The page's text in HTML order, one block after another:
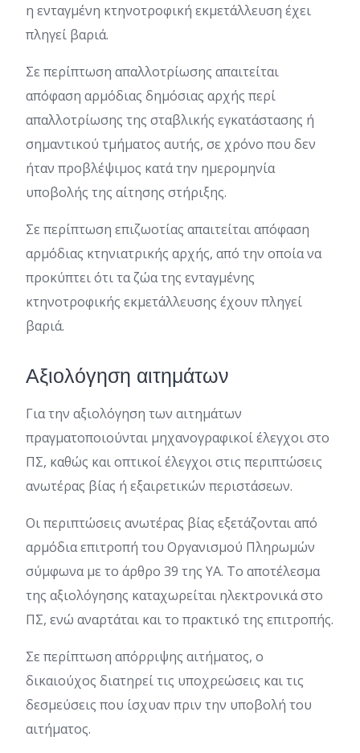
η ενταγμένη κτηνοτροφική εκμετάλλευση έχει
πληγεί βαριά.
Σε περίπτωση απαλλοτρίωσης απαιτείται
απόφαση αρμόδιας δημόσιας αρχής περί
απαλλοτρίωσης της σταβλικής εγκατάστασης ή
σημαντικού τμήματος αυτής, σε χρόνο που δεν
ήταν προβλέψιμος κατά την ημερομηνία
υποβολής της αίτησης στήριξης.
Σε περίπτωση επιζωοτίας απαιτείται απόφαση
αρμόδιας κτηνιατρικής αρχής, από την οποία να
προκύπτει ότι τα ζώα της ενταγμένης
κτηνοτροφικής εκμετάλλευσης έχουν πληγεί
βαριά.
Αξιολόγηση αιτημάτων
Για την αξιολόγηση των αιτημάτων
πραγματοποιούνται μηχανογραφικοί έλεγχοι στο
ΠΣ, καθώς και οπτικοί έλεγχοι στις περιπτώσεις
ανωτέρας βίας ή εξαιρετικών περιστάσεων.
Οι περιπτώσεις ανωτέρας βίας εξετάζονται από
αρμόδια επιτροπή του Οργανισμού Πληρωμών
σύμφωνα με το άρθρο 39 της ΥΑ. Το αποτέλεσμα
της αξιολόγησης καταχωρείται ηλεκτρονικά στο
ΠΣ, ενώ αναρτάται και το πρακτικό της επιτροπής.
Σε περίπτωση απόρριψης αιτήματος, ο
δικαιούχος διατηρεί τις υποχρεώσεις και τις
δεσμεύσεις που ίσχυαν πριν την υποβολή του
αιτήματος.